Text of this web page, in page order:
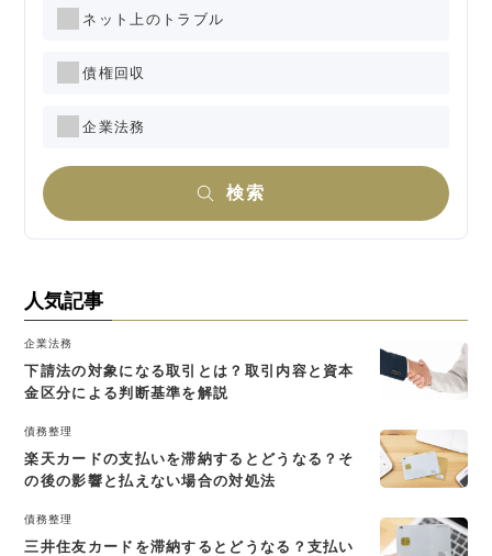
ネット上のトラブル
債権回収
企業法務
検索
人気記事
企業法務
下請法の対象になる取引とは？取引内容と資本
金区分による判断基準を解説
債務整理
楽天カードの支払いを滞納するとどうなる？そ
の後の影響と払えない場合の対処法
債務整理
三井住友カードを滞納するとどうなる？支払い